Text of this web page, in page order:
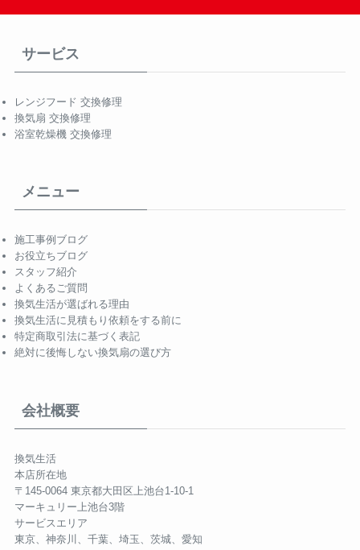
サービス
レンジフード 交換修理
換気扇 交換修理
浴室乾燥機 交換修理
メニュー
施工事例ブログ
お役立ちブログ
スタッフ紹介
よくあるご質問
換気生活が選ばれる理由
換気生活に見積もり依頼をする前に
特定商取引法に基づく表記
絶対に後悔しない換気扇の選び方
会社概要
換気生活
本店所在地
〒145-0064 東京都大田区上池台1-10-1
マーキュリー上池台3階
サービスエリア
東京、神奈川、千葉、埼玉、茨城、愛知